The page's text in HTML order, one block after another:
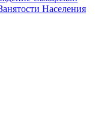
Населения